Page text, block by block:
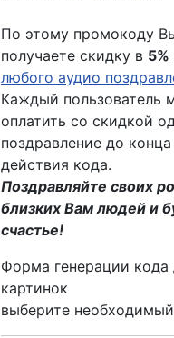
По этому промокоду
получаете скидку в 5%
любого аудио
Каждый пользователь
оплатить со скидкой
поздравление до
действия кода.
Поздравляйте своих
близких Вам людей и
счастье!
Форма генерации кода
картинок
выберите